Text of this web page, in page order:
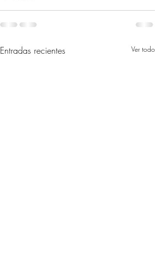
Entradas recientes Ver todo